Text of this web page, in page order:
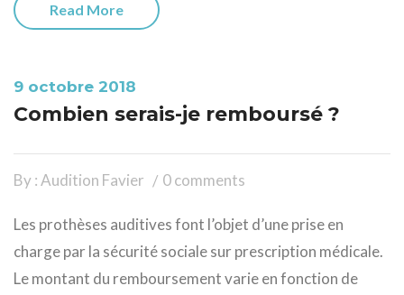
Read More
9 octobre 2018
Combien serais-je remboursé ?
By : Audition Favier 0 comments
Les prothèses auditives font l’objet d’une prise en
charge par la sécurité sociale sur prescription médicale.
Le montant du remboursement varie en fonction de